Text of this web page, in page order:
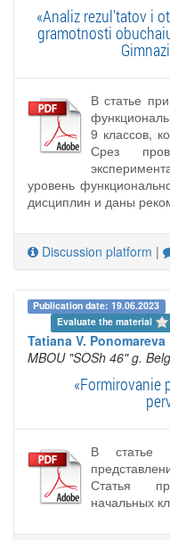
«Analiz rezul'tatov i
gramotnosti
В статье
9 классов,
Срез
уровень
дисциплин и даны
Discussion platform |
Publication date: 19.06.2023
Evaluate the material
Tatiana V. Ponomareva
MBOU "SOSh 46" g.
«Formirovanie
В статье
Статья
начальных